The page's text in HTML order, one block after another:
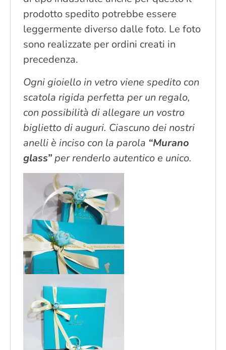
prodotto spedito potrebbe essere
leggermente diverso dalle foto. Le foto
sono realizzate per ordini creati in
precedenza.
Ogni gioiello in vetro viene spedito con
scatola rigida perfetta per un regalo,
con possibilità di allegare un vostro
biglietto di auguri. Ciascuno dei nostri
anelli è inciso con la parola “Murano
glass”per renderlo autentico e unico.